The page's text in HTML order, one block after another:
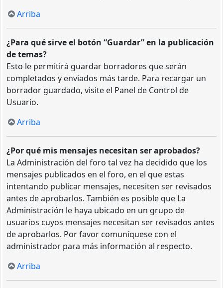
Arriba
¿Para qué sirve el botón “Guardar” en la publicación
de temas?
Esto le permitirá guardar borradores que serán
completados y enviados más tarde. Para recargar un
borrador guardado, visite el Panel de Control de
Usuario.
Arriba
¿Por qué mis mensajes necesitan ser aprobados?
La Administración del foro tal vez ha decidido que los
mensajes publicados en el foro, en el que estas
intentando publicar mensajes, necesiten ser revisados
antes de aprobarlos. También es posible que La
Administración le haya ubicado en un grupo de
usuarios cuyos mensajes necesitan ser revisados antes
de aprobarlos. Por favor comuníquese con el
administrador para más información al respecto.
Arriba